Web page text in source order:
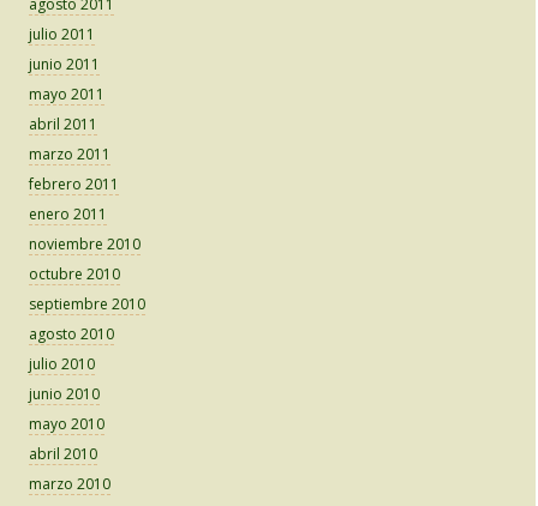
agosto 2011
julio 2011
junio 2011
mayo 2011
abril 2011
marzo 2011
febrero 2011
enero 2011
noviembre 2010
octubre 2010
septiembre 2010
agosto 2010
julio 2010
junio 2010
mayo 2010
abril 2010
marzo 2010